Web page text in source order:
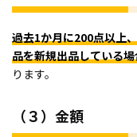
過去1か月に200点以上
品を新規出品している場
ります。
（３）金額